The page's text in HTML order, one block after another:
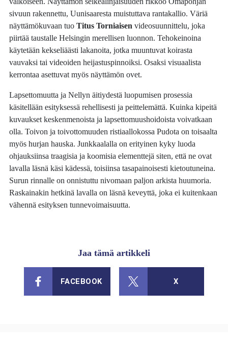
sivuun rakennettu, Uunisaaresta muistuttava rantakallio. Väriä
näyttämökuvaan tuoTitus Torniaisen videosuunnittelu, joka
piirtää taustalle Helsingin merellisen luonnon. Tehokeinoina
käytetään kekseliäästi lakanoita, jotka muuntuvat koirasta
vauvaksi tai videoiden heijastuspinnoiksi. Osaksi visuaalista
kerrontaa asettuvat myös näyttämön ovet.
Lapsettomuutta ja Nellyn äitiydestä luopumisen prosessia
käsitellään esityksessä rehellisesti ja peittelemättä. Kuinka kipeitä
kuvaukset keskenmenoista ja lapsettomuushoidoista voivatkaan
olla. Toivon ja toivottomuuden ristiaallokossa Pudota on toisaalta
myös hurjan hauska. Junkkaalalla on erityinen kyky luoda
ohjauksiinsa traagisia ja koomisia elementtejä siten, että ne ovat
lavalla läsnä käsi kädessä, toisiinsa tasapainoisesti kietoutuneina.
Surun rinnalle on onnistuttu nivomaan paljon arkista huumoria.
Raskainakin hetkinä lavalla on läsnä keveyttä, joka ei kuitenkaan
vähennä esityksen tunnevoimaisuutta.
Jaa tämä artikkeli
FACEBOOK X